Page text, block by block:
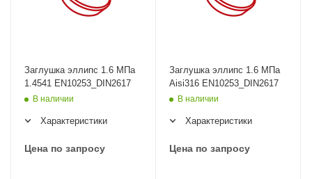
Заглушка эллипс 1.6 МПа
1.4541 EN10253_DIN2617
В наличии
Характеристики
Цена по запросу
Заглушка эллипс 1.6 МПа
Aisi316 EN10253_DIN2617
В наличии
Характеристики
Цена по запросу